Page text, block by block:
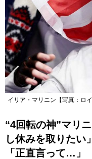
イリア・マリニン【写真：ロイ
“4回転の神”マリ
し休みを取りた
「正直言って…」